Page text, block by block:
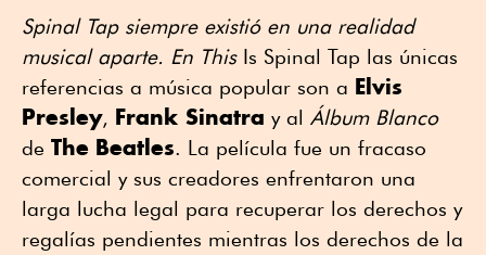
Spinal Tap siempre existió en una realidad
musical aparte. En ThisIs Spinal Tap las únicas
referencias a música popular son a Elvis
Presley, Frank Sinatra y al Álbum Blanco
de The Beatles. La película fue un fracaso
comercial y sus creadores enfrentaron una
larga lucha legal para recuperar los derechos y
regalías pendientes mientras los derechos de la